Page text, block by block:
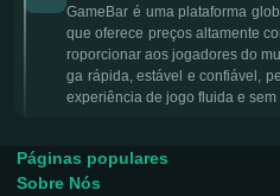
GameBar é uma plataforma
que oferece preços altamente
roporcionar aos jogadores do
ga rápida, estável e confiável,
experiência de jogo fluida e
Páginas populares
Sobre Nós